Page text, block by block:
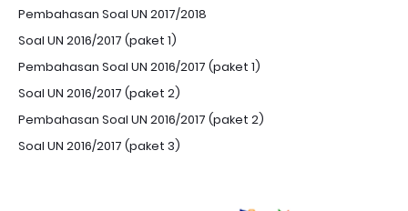
Pembahasan Soal UN 2017/2018
Soal UN 2016/2017 (paket 1)
Pembahasan Soal UN 2016/2017 (paket 1)
Soal UN 2016/2017 (paket 2)
Pembahasan Soal UN 2016/2017 (paket 2)
Soal UN 2016/2017 (paket 3)